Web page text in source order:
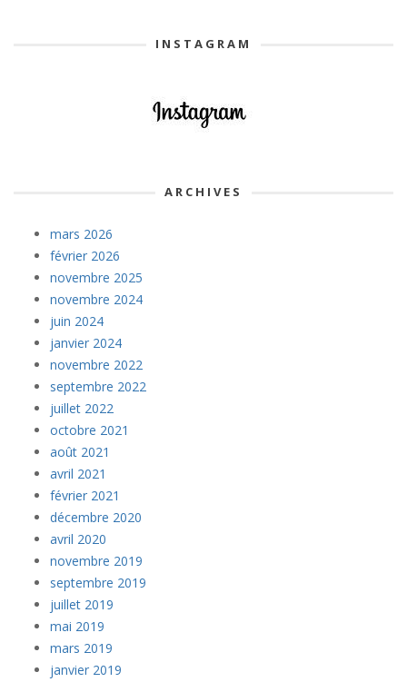
INSTAGRAM
ARCHIVES
mars 2026
février 2026
novembre 2025
novembre 2024
juin 2024
janvier 2024
novembre 2022
septembre 2022
juillet 2022
octobre 2021
août 2021
avril 2021
février 2021
décembre 2020
avril 2020
novembre 2019
septembre 2019
juillet 2019
mai 2019
mars 2019
janvier 2019